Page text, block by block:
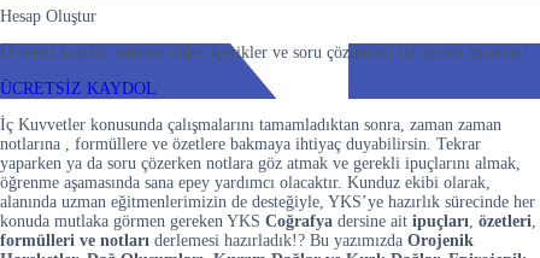
Hesap Oluştur
Ücretsiz kaydol, sınırsız video içerikler ve soru çözümleri ile sınava hazırlan!
ÜCRETSİZ KAYDOL
İç Kuvvetler konusunda çalışmalarını tamamladıktan sonra, zaman zaman
notlarına , formüllere ve özetlere bakmaya ihtiyaç duyabilirsin. Tekrar
yaparken ya da soru çözerken notlara göz atmak ve gerekli ipuçlarını almak,
öğrenme aşamasında sana epey yardımcı olacaktır. Kunduz ekibi olarak,
alanında uzman eğitmenlerimizin de desteğiyle, YKS’ye hazırlık sürecinde her
konuda mutlaka görmen gereken YKS Coğrafya dersine ait ipuçları özetleri
formülleri ve notları derlemesi hazırladık!? Bu yazımızda Orojenik